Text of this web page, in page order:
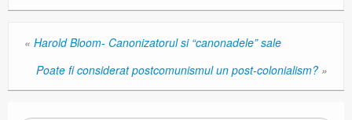
« Harold Bloom- Canonizatorul si “canonadele” sale
Poate fi considerat postcomunismul un post-colonialism? »